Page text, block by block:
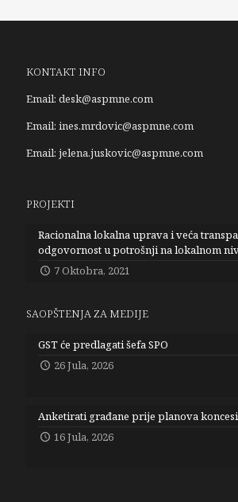
KONTAKT INFO
Email: desk@aspmne.com
Email: ines.mrdovic@aspmne.com
Email: jelena.juskovic@aspmne.com
PROJEKTI
Racionalna lokalna uprava i veća
odgovornost u potrošnji na lokalnom
7 Oktobra, 2021
SAOPŠTENJA ZA MEDIJE
GST će predlagati šefa SPO
26 Jula, 2026
Anketirati građane prije planova
16 Jula, 2026